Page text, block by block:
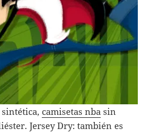
sintética,camisetas nba sin
Jersey Dry: también es